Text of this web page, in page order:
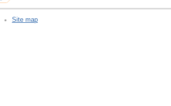
Site map